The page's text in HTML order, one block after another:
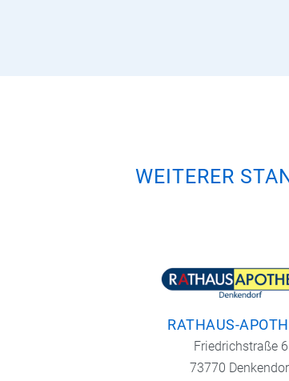
WEITERER
RATHAUS-
Friedrichstraße 6
73770